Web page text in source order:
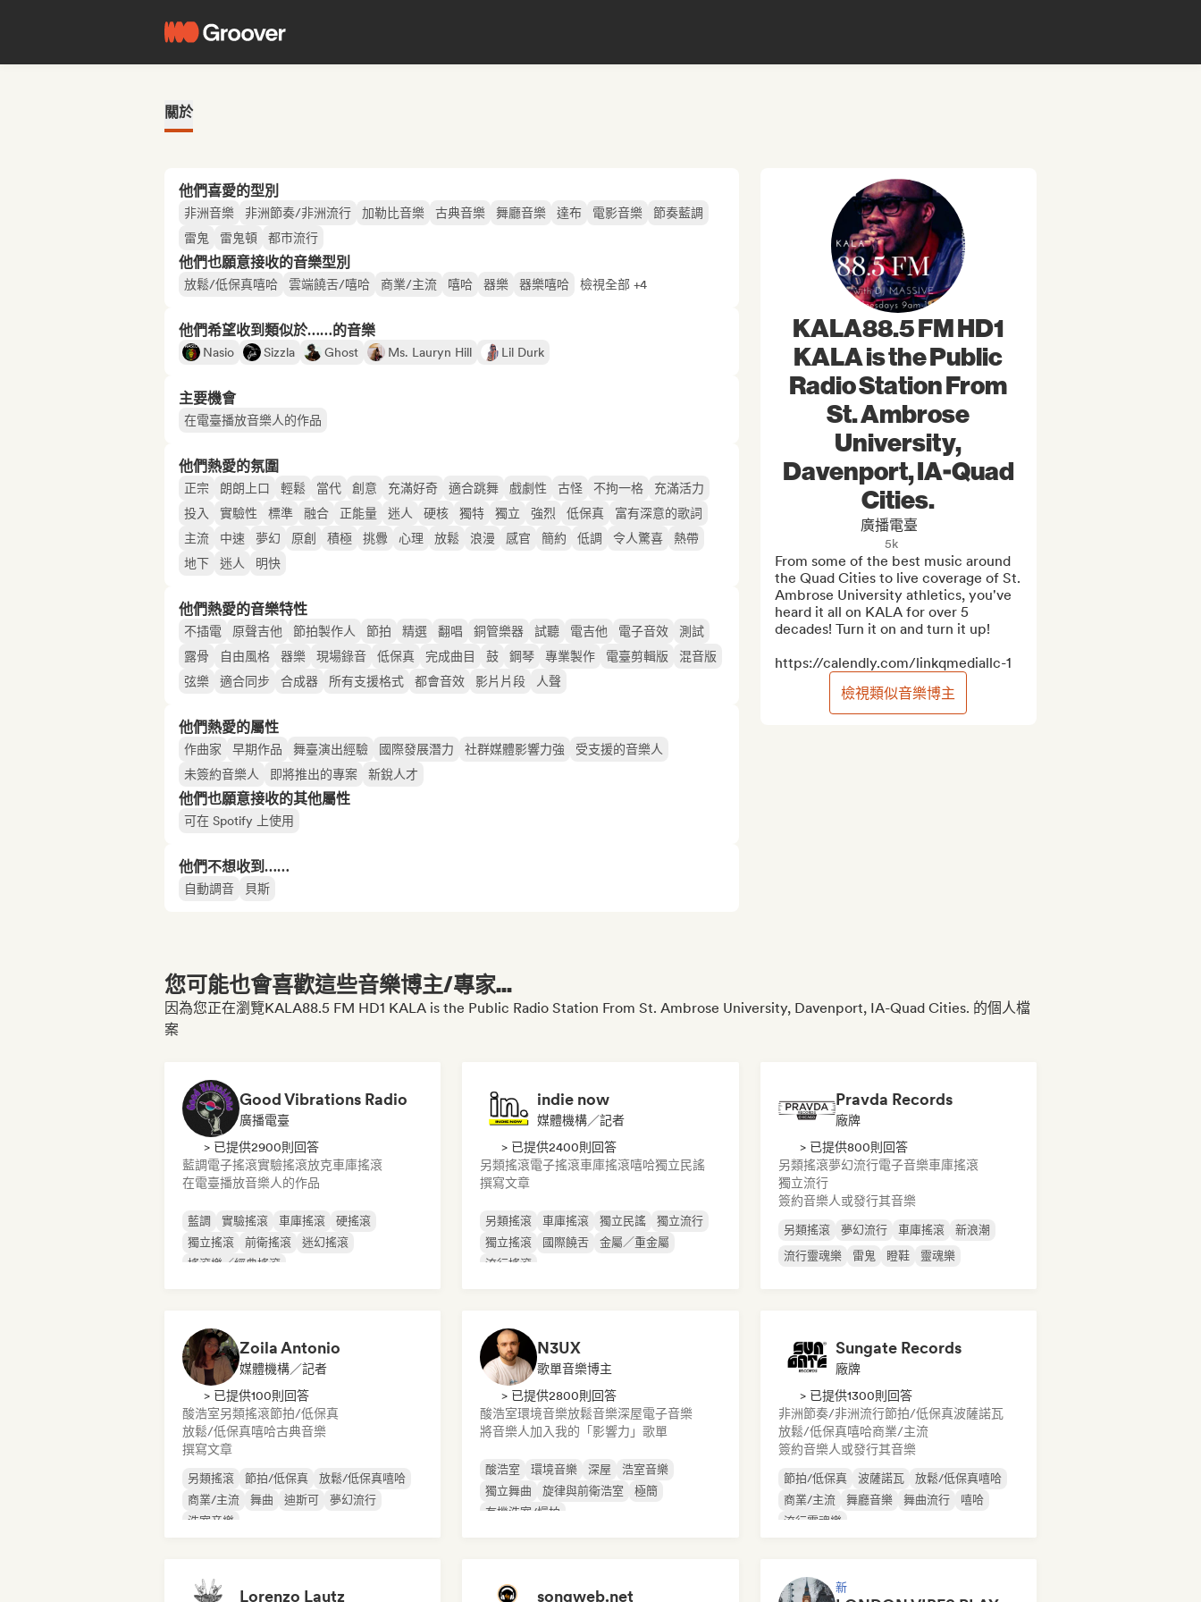
關於
他們喜愛的型別
非洲音樂 非洲節奏/非洲流行 加勒比音樂 古典音樂 舞廳音樂 達布 電影音樂
節奏藍調
雷鬼
雷鬼頓 都市流行
他們也願意接收的音樂型別
放鬆/低保真嘻哈 雲端饒舌/嘻哈 商業/主流 嘻哈 器樂 器樂嘻哈 檢視全部 +4
他們希望收到類似於……的音樂
Nasio Sizzla Ghost Ms. Lauryn Hill Lil Durk
主要機會
在電臺播放音樂人的作品
他們熱愛的氛圍
正宗 朗朗上口 輕鬆 當代 創意 充滿好奇 適合跳舞 戲劇性 古怪 不拘一格
充滿活力
投入
實驗性 標準 融合 正能量 迷人 硬核 獨特 獨立 強烈 低保真
富有深意的歌詞
主流
中速 夢幻 原創 積極 挑釁 心理 放鬆 浪漫 感官 簡約 低調 令人驚喜
熱帶
地下
迷人 明快
他們熱愛的音樂特性
不插電 原聲吉他 節拍製作人 節拍 精選 翻唱 銅管樂器 試聽 電吉他 電子音效
測試
露骨
自由風格 器樂 現場錄音 低保真 完成曲目 鼓 鋼琴 專業製作 電臺剪輯版
混音版
弦樂
適合同步 合成器 所有支援格式 都會音效 影片片段 人聲
他們熱愛的屬性
作曲家 早期作品 舞臺演出經驗 國際發展潛力 社群媒體影響力強
受支援的音樂人
未簽約音樂人
即將推出的專案 新銳人才
他們也願意接收的其他屬性
可在 Spotify 上使用
他們不想收到……
自動調音 貝斯
KALA88.5 FM HD1
KALA is the Public
Radio Station From
St. Ambrose
University,
Davenport, IA-Quad
Cities.
廣播電臺
5k
From some of the best music around
the Quad Cities to live coverage of St.
Ambrose University athletics, you've
heard it all on KALA for over 5
decades! Turn it on and turn it up!
https://calendly.com/linkqmediallc-1
檢視類似音樂博主
您可能也會喜歡這些音樂博主/專家...
因為您正在瀏覽KALA88.5 FM HD1 KALA is the Public Radio Station From St. Ambrose University, Davenport, IA-Quad Cities. 的個人檔
案
Good Vibrations Radio
廣播電臺
> 已提供2900則回答
藍調電子搖滾實驗搖滾放克車庫搖滾
在電臺播放音樂人的作品
藍調 實驗搖滾 車庫搖滾
硬搖滾
獨立搖滾
前衛搖滾
迷幻搖滾
搖滾樂／經典搖滾
indie now
媒體機構／記者
> 已提供2400則回答
另類搖滾電子搖滾車庫搖滾嘻哈獨立民謠
撰寫文章
另類搖滾 車庫搖滾 獨立民謠
獨立流行
獨立搖滾
國際饒舌
金屬／重金屬
流行搖滾
Pravda Records
廠牌
> 已提供800則回答
另類搖滾夢幻流行電子音樂車庫搖滾
獨立流行
簽約音樂人或發行其音樂
另類搖滾 夢幻流行 車庫搖滾
新浪潮
流行靈魂樂
雷鬼 瞪鞋 靈魂樂
Zoila Antonio
媒體機構／記者
> 已提供100則回答
酸浩室另類搖滾節拍/低保真
放鬆/低保真嘻哈古典音樂
撰寫文章
另類搖滾 節拍/低保真
放鬆/低保真嘻哈
商業/主流
舞曲 迪斯可
夢幻流行
浩室音樂
N3UX
歌單音樂博主
> 已提供2800則回答
酸浩室環境音樂放鬆音樂深屋電子音樂
將音樂人加入我的「影響力」歌單
酸浩室 環境音樂 深屋
浩室音樂
獨立舞曲
旋律與前衛浩室
極簡
有機浩室/慢拍
Sungate Records
廠牌
> 已提供1300則回答
非洲節奏/非洲流行節拍/低保真波薩諾瓦
放鬆/低保真嘻哈商業/主流
簽約音樂人或發行其音樂
節拍/低保真 波薩諾瓦
放鬆/低保真嘻哈
商業/主流
舞廳音樂 舞曲流行
嘻哈
流行靈魂樂
Lorenzo Lautz songweb.net 新